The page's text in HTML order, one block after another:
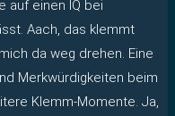
auf einen IQ bei
Aach, das klemmt
da weg drehen. Eine
Merkwürdigkeiten beim
Klemm-Momente. Ja,